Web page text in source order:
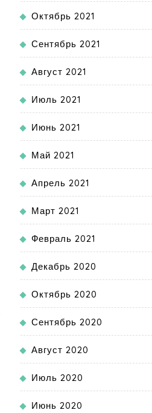
Октябрь 2021
Сентябрь 2021
Август 2021
Июль 2021
Июнь 2021
Май 2021
Апрель 2021
Март 2021
Февраль 2021
Декабрь 2020
Октябрь 2020
Сентябрь 2020
Август 2020
Июль 2020
Июнь 2020